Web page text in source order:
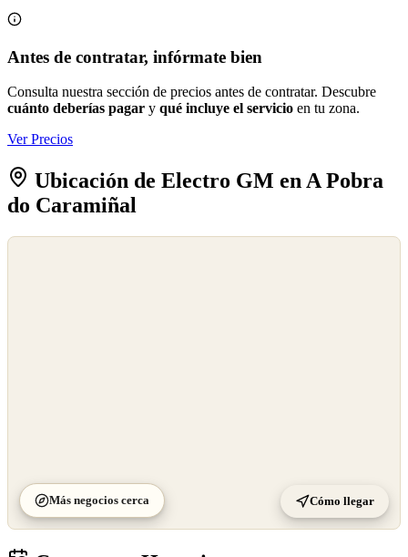
Antes de contratar, infórmate bien
Consulta nuestra sección de precios antes de contratar. Descubre
cuánto deberías pagar y qué incluye el servicio en tu zona.
Ver Precios
Ubicación de Electro GM en A Pobra
do Caramiñal
Más negocios cerca Cómo llegar